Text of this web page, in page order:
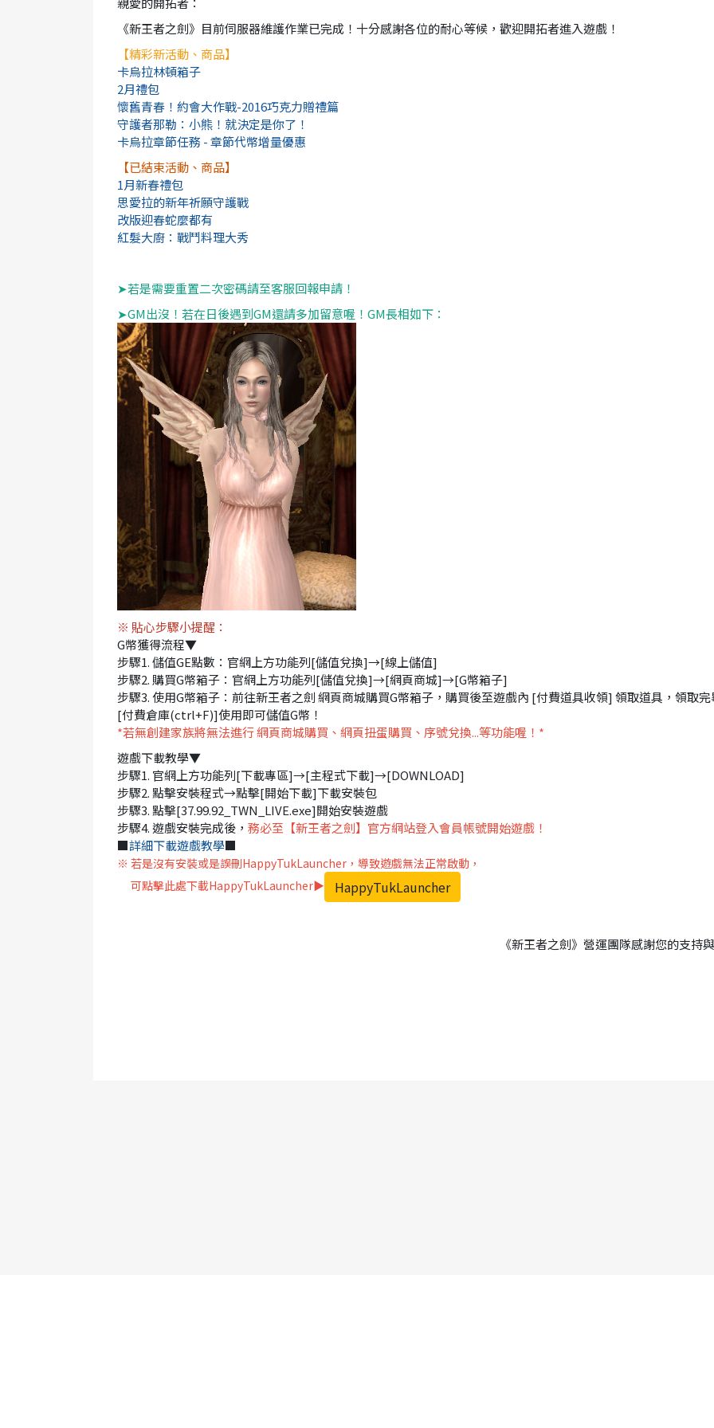
《新王者之劍》目前伺服器維護作業已完成！十分感謝各位的耐心等候，歡迎開拓者進入遊戲！
【精彩新活動、商品】
卡烏拉林頓箱子
2月禮包
懷舊青春！約會大作戰-2016巧克力贈禮篇
守護者那勒：小熊！就決定是你了！
卡烏拉章節任務 - 章節代幣增量優惠
【已結束活動、商品】
1月新春禮包
思愛拉的新年祈願守護戰
改版迎春蛇麼都有
紅髮大廚：戰鬥料理大秀
➤若是需要重置二次密碼請至客服回報申請！
➤GM出沒！若在日後遇到GM還請多加留意喔！GM長相如下：
※ 貼心步驟小提醒：
G幣獲得流程▼
步驟1. 儲值GE點數：官網上方功能列[儲值兌換]→[線上儲值]
步驟2. 購買G幣箱子：官網上方功能列[儲值兌換]→[網頁商城]→[G幣箱子]
步驟3. 使用G幣箱子：前往新王者之劍 網頁商城購買G幣箱子，購買後至遊戲內 [付費道具收領] 領取道具，領取
[付費倉庫(ctrl+F)]使用即可儲值G幣！
*若無創建家族將無法進行 網頁商城購買、網頁扭蛋購買、序號兌換...等功能喔！*
遊戲下載教學▼
步驟1. 官網上方功能列[下載專區]→[主程式下載]→[DOWNLOAD]
步驟2. 點擊安裝程式→點擊[開始下載]下載安裝包
步驟3. 點擊[37.99.92_TWN_LIVE.exe]開始安裝遊戲
步驟4. 遊戲安裝完成後， 務必至【新王者之劍】官方網站登入會員帳號開始遊戲！
■詳細下載遊戲教學■
※ 若是沒有安裝或是誤刪HappyTukLauncher，導致遊戲無法正常啟動，
可點擊此處下載HappyTukLauncher▶
HappyTukLauncher
《新王者之劍》營運團隊感謝您的支持